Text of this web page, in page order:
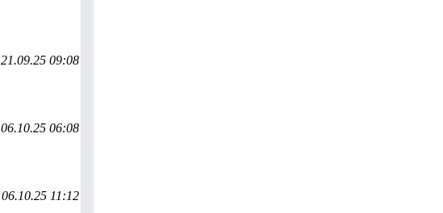
21.09.25 09:08
06.10.25 06:08
06.10.25 11:12